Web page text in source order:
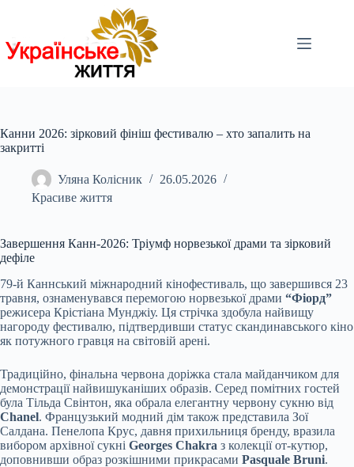
Канни 2026: зірковий фініш фестивалю – хто запалить на
закритті
Уляна Колісник
26.05.2026
Красиве життя
Завершення Канн-2026: Тріумф норвезької драми та зірковий
дефіле
79-й Каннський міжнародний кінофестиваль, що завершився 23
травня, ознаменувався перемогою норвезької драми “Фіорд”
режисера Крістіана Мунджіу. Ця стрічка здобула найвищу
нагороду фестивалю, підтвердивши статус скандинавського кіно
як потужного гравця на світовій арені.
Традиційно, фінальна червона доріжка стала майданчиком для
демонстрації найвишуканіших образів. Серед помітних гостей
була Тільда Свінтон, яка обрала елегантну червону сукню від
Chanel. Французький модний дім також представила Зої
Салдана. Пенелопа Крус, давня прихильниця бренду, вразила
вибором архівної сукні Georges Chakra з колекції от-кутюр,
доповнивши образ розкішними прикрасами Pasquale Bruni.